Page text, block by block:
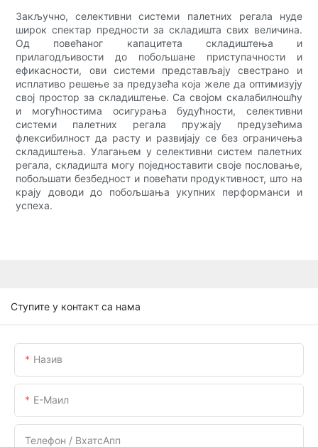
Закључно, селективни системи палетних регала нуде
широк спектар предности за складишта свих величина.
Од повећаног капацитета складиштења и
прилагодљивости до побољшане приступачности и
ефикасности, ови системи представљају свестрано и
исплативо решење за предузећа која желе да оптимизују
свој простор за складиштење. Са својом скалабилношћу
и могућностима осигурања будућности, селективни
системи палетних регала пружају предузећима
флексибилност да расту и развијају се без ограничења
складиштења. Улагањем у селективни систем палетних
регала, складишта могу поједноставити своје пословање,
побољшати безбедност и повећати продуктивност, што на
крају доводи до побољшања укупних перформанси и
успеха.
Ступите у контакт са нама
Назив
Е-Маил
Телефон / ВхатсАпп